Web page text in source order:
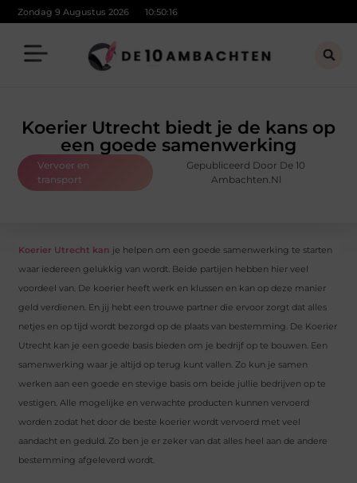
Zondag 9 Augustus 2026 10:50:17
Koerier Utrecht biedt je de kans op
een goede samenwerking
Vervoer en
transport
Gepubliceerd Door De 10
Ambachten.nl
Koerier Utrecht kan je helpen om een goede samenwerking te starten
waar iedereen gelukkig van wordt. Beide partijen hebben hier veel
voordeel van. De koerier heeft werk en klussen en kan op deze manier
geld verdienen. En jij hebt een trouwe partner die ervoor zorgt dat alles
netjes en op tijd wordt bezorgd op de plaats van bestemming. De Koerier
Utrecht kan je een goede basis bieden om je bedrijf op te bouwen. Een
samenwerking waar je altijd op terug kunt vallen. Zo kun je samen
werken aan een goede en stevige basis om beide jullie bedrijven op te
vestigen. Alle mogelijke en verwachte producten kunnen vervoerd
worden zodat het door de beste koerier wordt vervoerd met veel
aandacht en geduld. Zo ben je er zeker van dat alles heel aan de andere
bestemming afgeleverd wordt.